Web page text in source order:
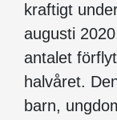
kraftigt
augusti
antalet
halvåret.
barn,